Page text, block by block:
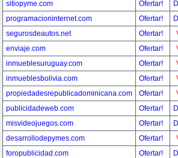
sitiopyme.com
Ofertar!
programacioninternet.com
Ofertar!
segurosdeautos.net
Ofertar!
enviaje.com
Ofertar!
inmueblesuruguay.com
Ofertar!
inmueblesbolivia.com
Ofertar!
propiedadesrepublicadominicana.com
Ofertar!
publicidadeweb.com
Ofertar!
misvideojuegos.com
Ofertar!
desarrollodepymes.com
Ofertar!
foropublicidad.com
Ofertar!